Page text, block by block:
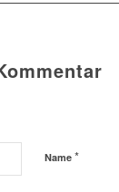
Name *